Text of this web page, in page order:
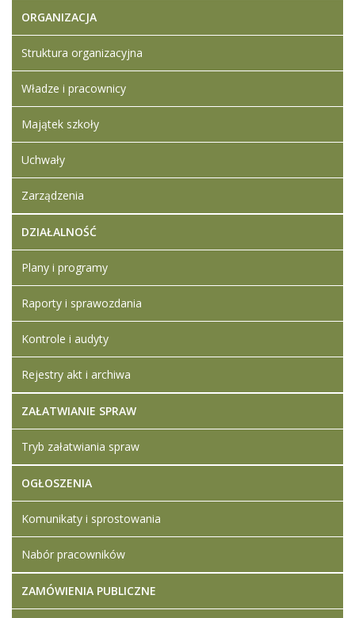
ORGANIZACJA
Struktura organizacyjna
Władze i pracownicy
Majątek szkoły
Uchwały
Zarządzenia
DZIAŁALNOŚĆ
Plany i programy
Raporty i sprawozdania
Kontrole i audyty
Rejestry akt i archiwa
ZAŁATWIANIE SPRAW
Tryb załatwiania spraw
OGŁOSZENIA
Komunikaty i sprostowania
Nabór pracowników
ZAMÓWIENIA PUBLICZNE